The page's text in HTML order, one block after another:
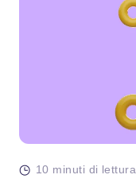
10 minuti di lettura